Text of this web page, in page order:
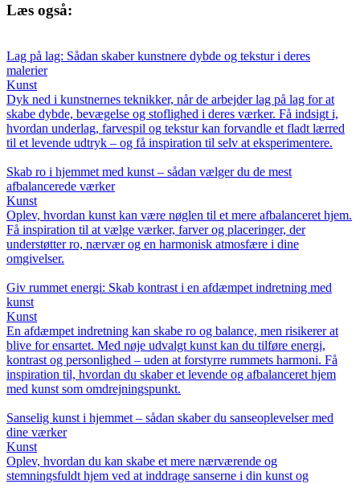
Læs også:
Lag på lag: Sådan skaber kunstnere dybde og tekstur i deres
malerier
Kunst
Dyk ned i kunstnernes teknikker, når de arbejder lag på lag for at
skabe dybde, bevægelse og stoflighed i deres værker. Få indsigt i,
hvordan underlag, farvespil og tekstur kan forvandle et fladt lærred
til et levende udtryk – og få inspiration til selv at eksperimentere.
Skab ro i hjemmet med kunst – sådan vælger du de mest
afbalancerede værker
Kunst
Oplev, hvordan kunst kan være nøglen til et mere afbalanceret hjem.
Få inspiration til at vælge værker, farver og placeringer, der
understøtter ro, nærvær og en harmonisk atmosfære i dine
omgivelser.
Giv rummet energi: Skab kontrast i en afdæmpet indretning med
kunst
Kunst
En afdæmpet indretning kan skabe ro og balance, men risikerer at
blive for ensartet. Med nøje udvalgt kunst kan du tilføre energi,
kontrast og personlighed – uden at forstyrre rummets harmoni. Få
inspiration til, hvordan du skaber et levende og afbalanceret hjem
med kunst som omdrejningspunkt.
Sanselig kunst i hjemmet – sådan skaber du sanseoplevelser med
dine værker
Kunst
Oplev, hvordan du kan skabe et mere nærværende og
stemningsfuldt hjem ved at inddrage sanserne i din kunst og